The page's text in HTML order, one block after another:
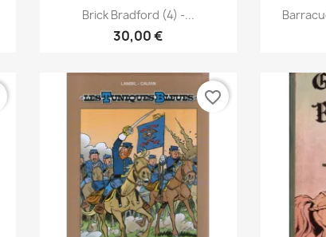
Pikakatselu
Brick Bradford (4) -...
30,00 €
favorite_border